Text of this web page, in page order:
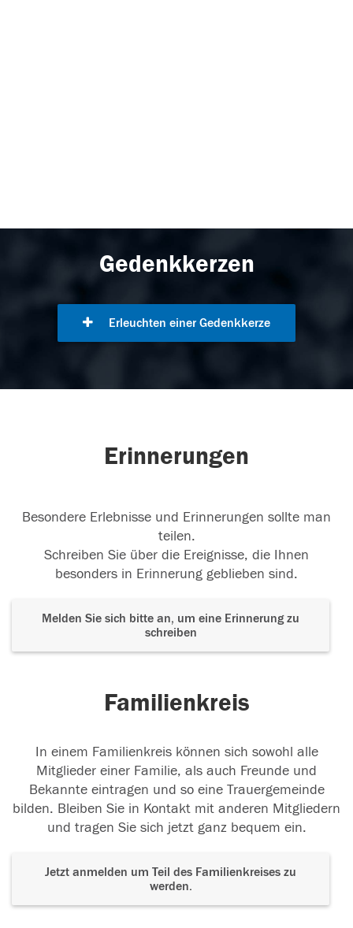
Gedenkkerzen
Erleuchten einer Gedenkkerze
Erinnerungen
Besondere Erlebnisse und Erinnerungen sollte man
teilen.
Schreiben Sie über die Ereignisse, die Ihnen
besonders in Erinnerung geblieben sind.
Melden Sie sich bitte an, um eine Erinnerung zu
schreiben
Familienkreis
In einem Familienkreis können sich sowohl alle
Mitglieder einer Familie, als auch Freunde und
Bekannte eintragen und so eine Trauergemeinde
bilden. Bleiben Sie in Kontakt mit anderen Mitgliedern
und tragen Sie sich jetzt ganz bequem ein.
Jetzt anmelden um Teil des Familienkreises zu
werden.